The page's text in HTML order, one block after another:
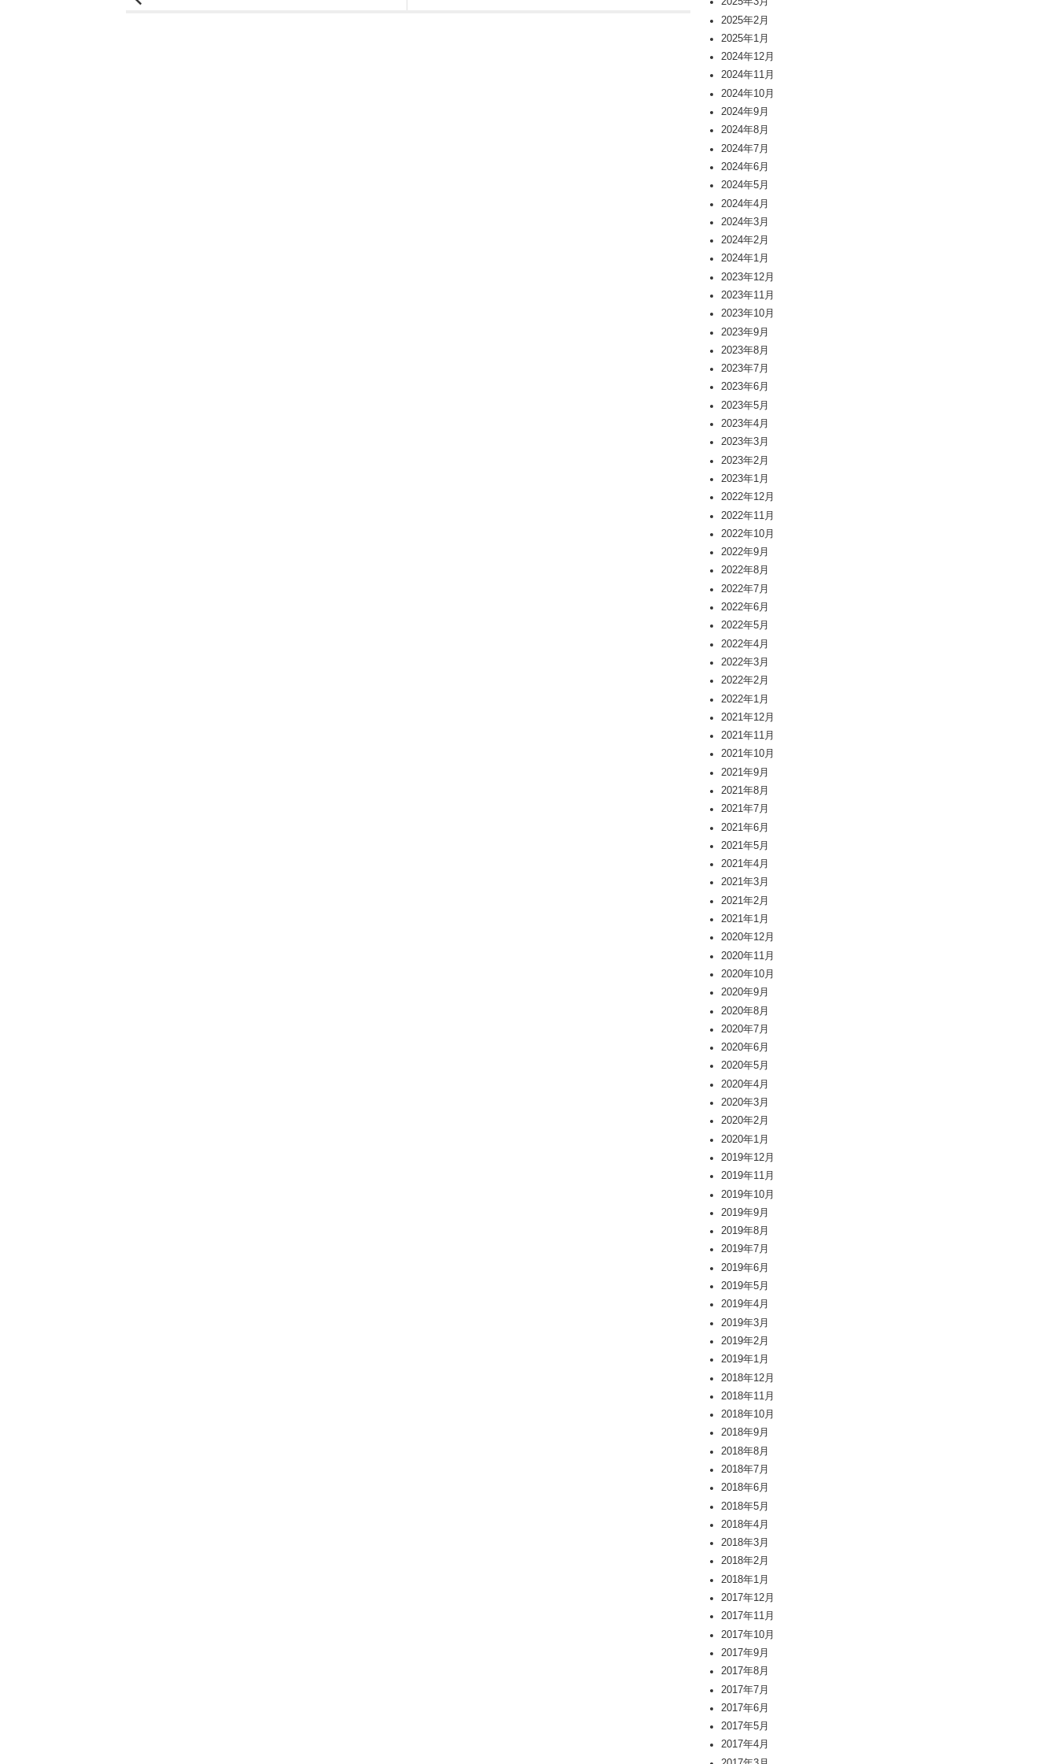
2025年2月
2025年1月
2024年12月
2024年11月
2024年10月
2024年9月
2024年8月
2024年7月
2024年6月
2024年5月
2024年4月
2024年3月
2024年2月
2024年1月
2023年12月
2023年11月
2023年10月
2023年9月
2023年8月
2023年7月
2023年6月
2023年5月
2023年4月
2023年3月
2023年2月
2023年1月
2022年12月
2022年11月
2022年10月
2022年9月
2022年8月
2022年7月
2022年6月
2022年5月
2022年4月
2022年3月
2022年2月
2022年1月
2021年12月
2021年11月
2021年10月
2021年9月
2021年8月
2021年7月
2021年6月
2021年5月
2021年4月
2021年3月
2021年2月
2021年1月
2020年12月
2020年11月
2020年10月
2020年9月
2020年8月
2020年7月
2020年6月
2020年5月
2020年4月
2020年3月
2020年2月
2020年1月
2019年12月
2019年11月
2019年10月
2019年9月
2019年8月
2019年7月
2019年6月
2019年5月
2019年4月
2019年3月
2019年2月
2019年1月
2018年12月
2018年11月
2018年10月
2018年9月
2018年8月
2018年7月
2018年6月
2018年5月
2018年4月
2018年3月
2018年2月
2018年1月
2017年12月
2017年11月
2017年10月
2017年9月
2017年8月
2017年7月
2017年6月
2017年5月
2017年4月